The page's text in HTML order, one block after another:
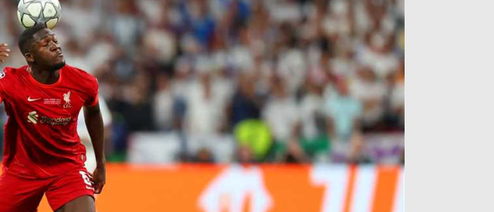
آراء حرة
ركن الألعاب
الدوري السعودي للمحترفين
دوري أبطال أوروبا
دوري أبطال إفريقيا
كل البطولات